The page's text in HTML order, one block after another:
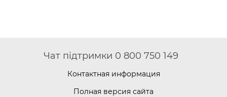
Чат підтримки 0 800 750 149
Контактная информация
Полная версия сайта